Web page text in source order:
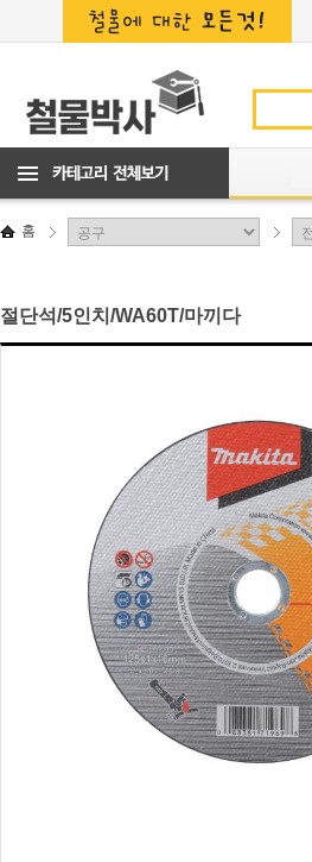
홈
절단석/5인치/WA60T/마끼다